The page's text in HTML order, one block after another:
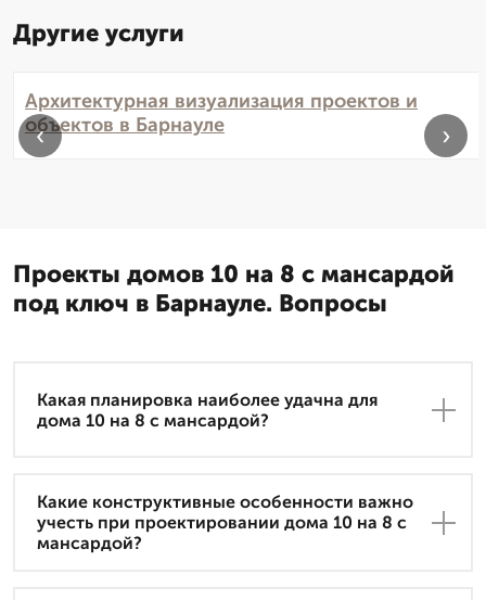
Другие услуги
Архитектурная визуализация проектов и
объектов в Барнауле
‹ ›
Проекты домов 10 на 8 с мансардой
под ключ в Барнауле. Вопросы
Какая планировка наиболее удачна для
дома 10 на 8 с мансардой?
Какие конструктивные особенности важно
учесть при проектировании дома 10 на 8 с
мансардой?